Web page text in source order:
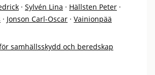
· Sylvén Lina · Hällsten Peter ·
· Jonson Carl-Oscar · Vainionpää
samhällsskydd och beredskap